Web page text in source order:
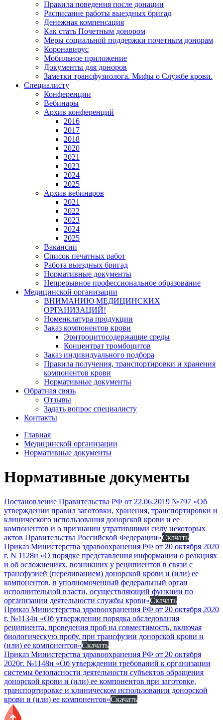
Правила поведения после донации
Расписание работы выездных бригад
Денежная компенсация
Как стать Почетным донором
Меры социальной поддержки почетным донорам
Коронавирус
Мобильное приложение
Документы для доноров
Заметки трансфузиолога. Мифы о Службе крови.
Специалисту
Конференции
Вебинары
Архив конференций
2016
2017
2018
2020
2021
2023
2024
2025
Архив вебинаров
2021
2022
2023
2024
2025
Вакансии
Список печатных работ
Работа выездных бригад
Нормативные документы
Непрерывное профессиональное образование
Медицинской организации
ВНИМАНИЮ МЕДИЦИНСКИХ
ОРГАНИЗАЦИЙ!
Номенклатура продукции
Заказ компонентов крови
Эритроцитосодержащие среды
Концентрат тромбоцитов
Заказ индивидуального подбора
Правила получения, транспортировки и хранения
компонентов крови
Нормативные документы
Обратная связь
Отзывы
Задать вопрос специалисту
Контакты
Главная
Медицинской организации
Нормативные документы
Нормативные документы
Постановление Правительства РФ от 22.06.2019 №797 «Об
утверждении правил заготовки, хранения, транспортировки и
клинического использования донорской крови и ее
компонентов и о признании утратившими силу некоторых
актов Правительства Российской Федерации»Скачать
Приказ Министерства здравоохранения РФ от 20 октября 2020
г. N 1128н «О порядке представления информации о реакциях
и об осложнениях, возникших у реципиентов в связи с
трансфузией (переливанием) донорской крови и (или) ее
компонентов, в уполномоченный федеральный орган
исполнительной власти, осуществляющий функции по
организации деятельности службы крови»Скачать
Приказ Министерства здравоохранения РФ от 20 октября 2020
г. №1134н «Об утверждении порядка обследования
реципиента, проведения проб на совместимость, включая
биологическую пробу, при трансфузии донорской крови и
(или) ее компонентов»Скачать
Приказ Министерства здравоохранения РФ от 20 октября
2020г. №1148н «Об утверждении требований к организации
системы безопасности деятельности субъектов обращения
донорской крови и (или) ее компонентов при заготовке,
транспортировке и клиническом использовании донорской
крови и (или) ее компонентов»Скачать